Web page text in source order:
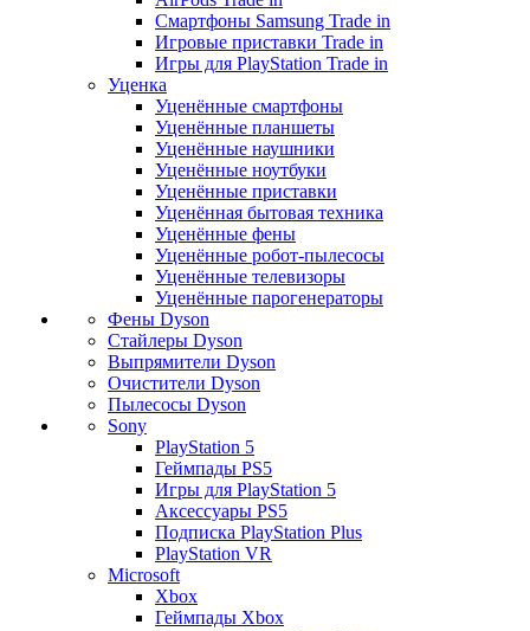
Смартфоны Samsung Trade in
Игровые приставки Trade in
Игры для PlayStation Trade in
Уценка
Уценённые смартфоны
Уценённые планшеты
Уценённые наушники
Уценённые ноутбуки
Уценённые приставки
Уценённая бытовая техника
Уценённые фены
Уценённые робот-пылесосы
Уценённые телевизоры
Уценённые парогенераторы
Фены Dyson
Стайлеры Dyson
Выпрямители Dyson
Очистители Dyson
Пылесосы Dyson
Sony
PlayStation 5
Геймпады PS5
Игры для PlayStation 5
Аксессуары PS5
Подписка PlayStation Plus
PlayStation VR
Microsoft
Xbox
Геймпады Xbox